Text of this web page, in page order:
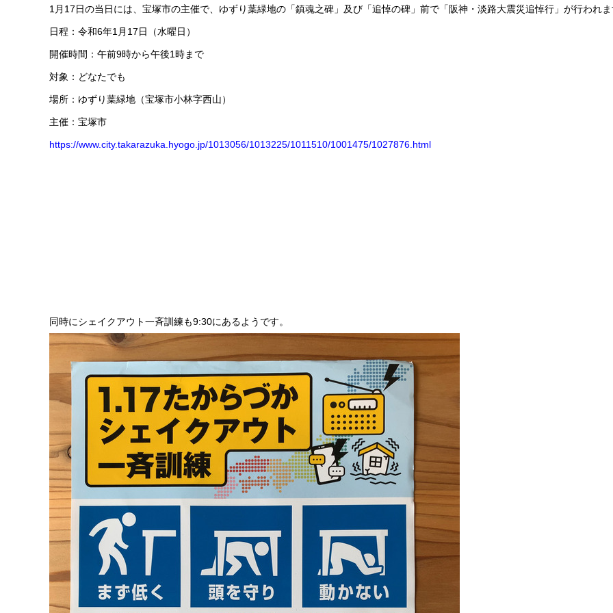
1月17日の当日には、宝塚市の主催で、ゆずり葉緑地の「鎮魂之碑」及び「追悼の碑」前で「阪神・淡路大震災追悼行」が行われ
日程：令和6年1月17日（水曜日）
開催時間：午前9時から午後1時まで
対象：どなたでも
場所：ゆずり葉緑地（宝塚市小林字西山）
主催：宝塚市
https://www.city.takarazuka.hyogo.jp/1013056/1013225/1011510/1001475/1027876.html
同時にシェイクアウト一斉訓練も9:30にあるようです。